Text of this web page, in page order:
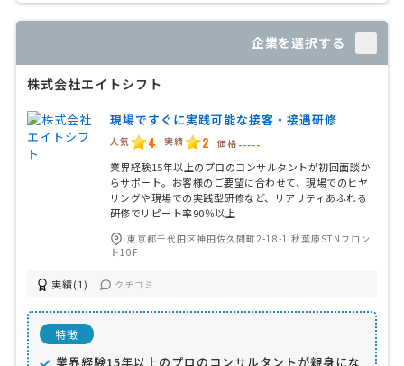
企業を選択する
株式会社エイトシフト
現場ですぐに実践可能な接客・接遇研修
人気 4 実績 2 価格 -----
業界経験15年以上のプロのコンサルタントが初回面談か
らサポート。お客様のご要望に合わせて、現場でのヒヤ
リングや現場での実践型研修など、リアリティあふれる
研修でリピート率90％以上
東京都千代田区神田佐久間町2-18-1 秋葉原STNフロン
ト10F
実績(1) クチコミ
特徴
業界経験15年以上のプロのコンサルタントが親身にな